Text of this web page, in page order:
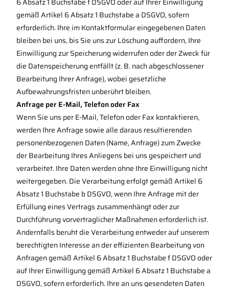
gemäß Artikel 6 Absatz 1 Buchstabe a DSGVO, sofern
erforderlich. Ihre im Kontaktformular eingegebenen Daten
bleiben bei uns, bis Sie uns zur Löschung auffordern, Ihre
Einwilligung zur Speicherung widerrufen oder der Zweck für
die Datenspeicherung entfällt (z. B. nach abgeschlossener
Bearbeitung Ihrer Anfrage), wobei gesetzliche
Aufbewahrungsfristen unberührt bleiben.
Anfrage per E-Mail, Telefon oder Fax
Wenn Sie uns per E-Mail, Telefon oder Fax kontaktieren,
werden Ihre Anfrage sowie alle daraus resultierenden
personenbezogenen Daten (Name, Anfrage) zum Zwecke
der Bearbeitung Ihres Anliegens bei uns gespeichert und
verarbeitet. Ihre Daten werden ohne Ihre Einwilligung nicht
weitergegeben. Die Verarbeitung erfolgt gemäß Artikel 6
Absatz 1 Buchstabe b DSGVO, wenn Ihre Anfrage mit der
Erfüllung eines Vertrags zusammenhängt oder zur
Durchführung vorvertraglicher Maßnahmen erforderlich ist.
Andernfalls beruht die Verarbeitung entweder auf unserem
berechtigten Interesse an der effizienten Bearbeitung von
Anfragen gemäß Artikel 6 Absatz 1 Buchstabe f DSGVO oder
auf Ihrer Einwilligung gemäß Artikel 6 Absatz 1 Buchstabe a
DSGVO, sofern erforderlich. Ihre an uns gesendeten Daten